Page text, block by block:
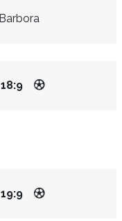
18:9
19:9